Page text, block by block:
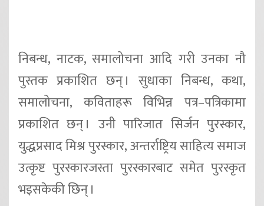
निबन्ध, नाटक, समालोचना आदि गरी उनका नौ
पुस्तक प्रकाशित छन् । सुधाका निबन्ध, कथा,
समालोचना, कविताहरू विभिन्न पत्र–पत्रिकामा
प्रकाशित छन् । उनी पारिजात सिर्जन पुरस्कार,
युद्धप्रसाद मिश्र पुरस्कार, अन्तर्राष्ट्रिय साहित्य समाज
उत्कृष्ट पुरस्कारजस्ता पुरस्कारबाट समेत पुरस्कृत
भइसकेकी छिन् ।